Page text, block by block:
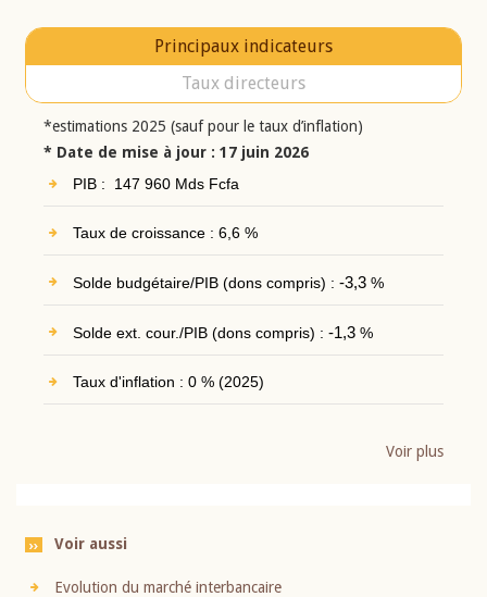
Principaux indicateurs
Taux directeurs
*estimations 2025 (sauf pour le taux d’inflation)
* Date de mise à jour : 17 juin 2026
PIB : 147 960 Mds Fcfa
Taux de croissance : 6,6 %
Solde budgétaire/PIB (dons compris) : -3,3%
Solde ext. cour./PIB (dons compris) : -1,3%
Taux d'inflation : 0 % (2025)
Voir plus
Voir aussi
Evolution du marché interbancaire